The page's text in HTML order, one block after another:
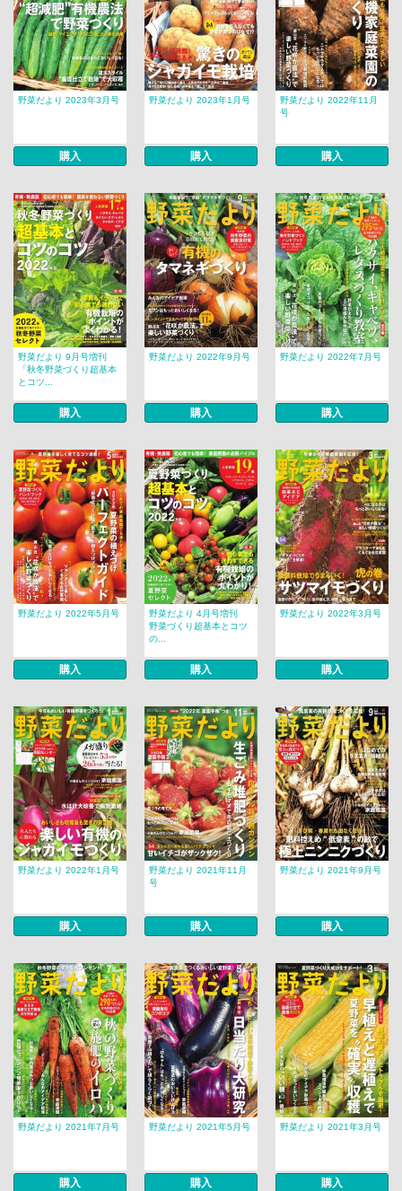
野菜だより 2023年3月号
購入
野菜だより 2023年1月号
購入
野菜だより 2022年11月
号
購入
野菜だより 9月号増刊
「秋冬野菜づくり超基本
とコツ...
購入
野菜だより 2022年9月号
購入
野菜だより 2022年7月号
購入
野菜だより 2022年5月号
購入
野菜だより 4月号増刊
野菜づくり超基本とコツ
の...
購入
野菜だより 2022年3月号
購入
野菜だより 2022年1月号
購入
野菜だより 2021年11月
号
購入
野菜だより 2021年9月号
購入
野菜だより 2021年7月号
購入
野菜だより 2021年5月号
購入
野菜だより 2021年3月号
購入